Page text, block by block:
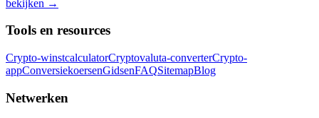
bekijken →
Tools en resources
Crypto-winstcalculatorCryptovaluta-converterCrypto-
appConversiekoersenGidsenFAQSitemapBlog
Netwerken